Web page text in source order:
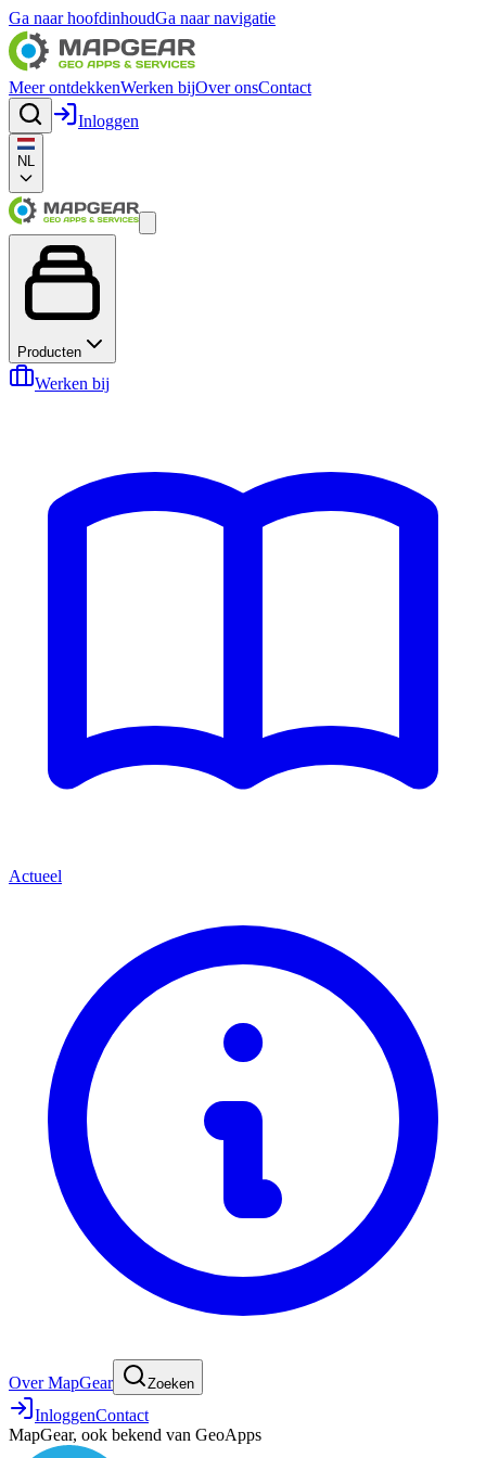
Ga naar hoofdinhoudGa naar navigatie
Meer ontdekkenWerken bijOver onsContact
Inloggen
NL
Producten
Werken bij
Actueel
Over MapGear Zoeken
InloggenContact
MapGear, ook bekend van GeoApps